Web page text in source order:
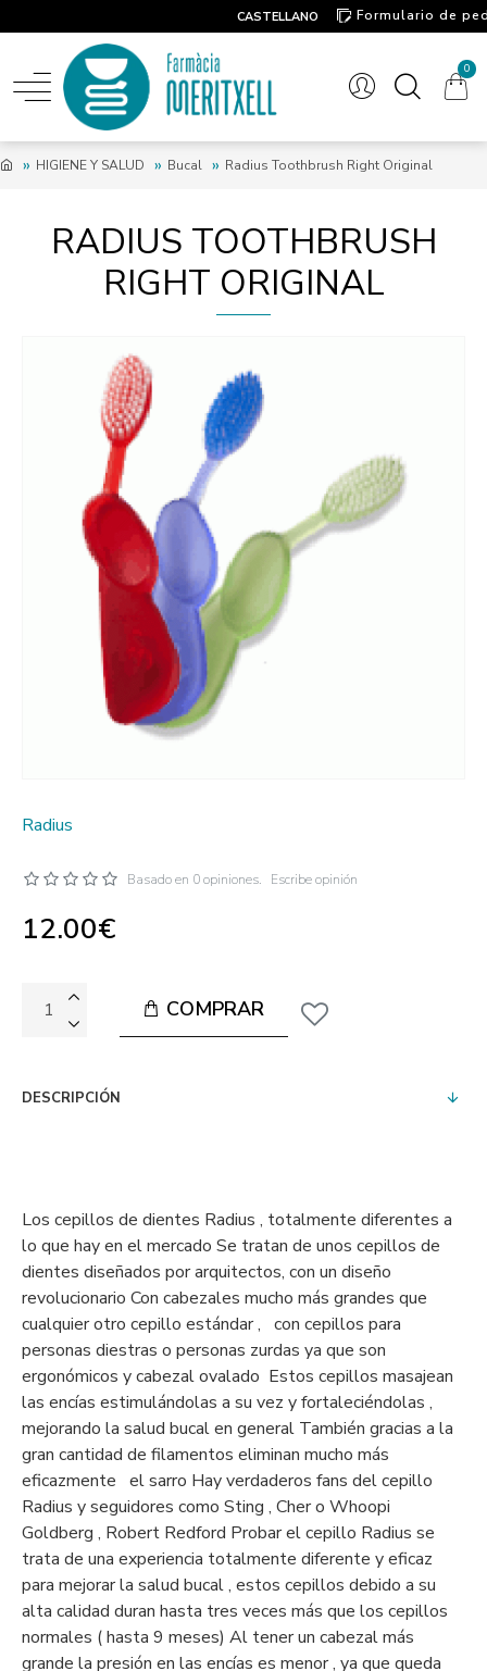
CASTELLANO
Formulario de
0
HIGIENE Y SALUD Bucal Radius Toothbrush Right Original
RADIUS TOOTHBRUSH
RIGHT ORIGINAL
Radius
Basado en 0 opiniones. Escribe opinión
12.00€
COMPRAR
DESCRIPCIÓN
Los cepillos de dientes Radius , totalmente diferentes a
lo que hay en el mercado Se tratan de unos cepillos de
dientes diseñados por arquitectos, con un diseño
revolucionario Con cabezales mucho más grandes que
cualquier otro cepillo estándar , con cepillos para
personas diestras o personas zurdas ya que son
ergonómicos y cabezal ovalado Estos cepillos masajean
las encías estimulándolas a su vez y fortaleciéndolas ,
mejorando la salud bucal en general También gracias a la
gran cantidad de filamentos eliminan mucho más
eficazmente el sarro Hay verdaderos fans del cepillo
Radius y seguidores como Sting , Cher o Whoopi
Goldberg , Robert Redford Probar el cepillo Radius se
trata de una experiencia totalmente diferente y eficaz
para mejorar la salud bucal , estos cepillos debido a su
alta calidad duran hasta tres veces más que los cepillos
normales ( hasta 9 meses) Al tener un cabezal más
grande la presión en las encías es menor , ya que queda